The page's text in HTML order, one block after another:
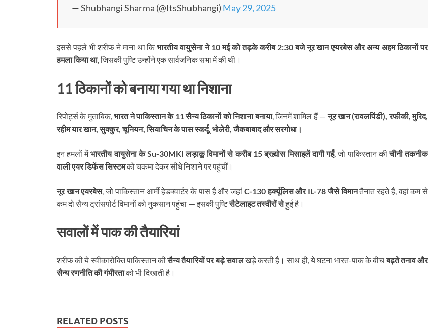
— Shubhangi Sharma (@ItsShubhangi) May 29, 2025
इससे पहले भी शरीफ ने माना था किभारतीय वायुसेना ने 10 मई को तड़के करीब 2:30 बजे नूर खान एयरबेस और अन्य अहम ठिकानों पर
हमला किया था, जिसकी पुष्टि उन्होंने एक सार्वजनिक सभा में की थी।
11 ठिकानों को बनाया गया था निशाना
रिपोर्ट्स के मुताबिक,भारत ने पाकिस्तान के 11 सैन्य ठिकानों को निशाना बनाया, जिनमें शामिल हैं —नूर खान (रावलपिंडी), रफीकी, मुरिद,
रहीम यार खान, सुक्कुर, चूनियन, सियाचिन के पास स्कर्दू, भोलेरी, जैकबाबाद और सरगोधा।
इन हमलों मेंभारतीय वायुसेना के Su-30MKI लड़ाकू विमानों से करीब 15 ब्रह्मोस मिसाइलें दागी गईं, जो पाकिस्तान कीचीनी तकनीक
वाली एयर डिफेंस सिस्टमको चकमा देकर सीधे निशाने पर पहुंचीं।
नूर खान एयरबेस, जो पाकिस्तान आर्मी हेडक्वार्टर के पास है और जहां C-130 हर्क्यूलिस और IL-78 जैसे विमानतैनात रहते हैं, वहां कम से
कम दो सैन्य ट्रांसपोर्ट विमानों को नुकसान पहुंचा — इसकी पुष्टिसैटेलाइट तस्वीरों सेहुई है।
सवालों में पाक की तैयारियां
शरीफ की ये स्वीकारोक्ति पाकिस्तान कीसैन्य तैयारियों पर बड़े सवालखड़े करती है। साथ ही, ये घटना भारत-पाक के बीचबढ़ते तनाव और
सैन्य रणनीति की गंभीरताको भी दिखाती है।
RELATED POSTS